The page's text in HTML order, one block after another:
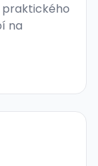
praktického
na